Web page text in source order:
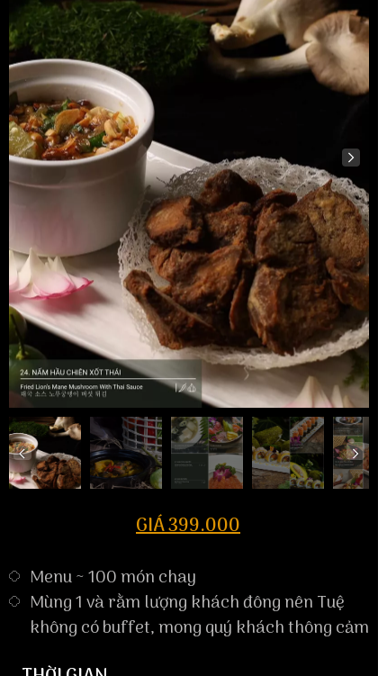
GIÁ 399.000
Menu ~ 100 món chay
Mùng 1 và rằm lượng khách đông nên Tuệ
không có buffet, mong quý khách thông cảm